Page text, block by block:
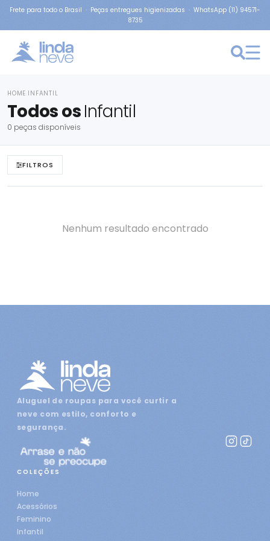
Frete para todo o Brasil · Peças entregues higienizadas · WhatsApp (11) 94571-
8735
HOME INFANTIL
Todos osInfantil
0 peças disponíveis
FILTROS
Nenhum resultado encontrado
Aluguel de roupas para você curtir a
neve com estilo, conforto e
segurança.
COLEÇÕES
Home
Acessórios
Feminino
Infantil